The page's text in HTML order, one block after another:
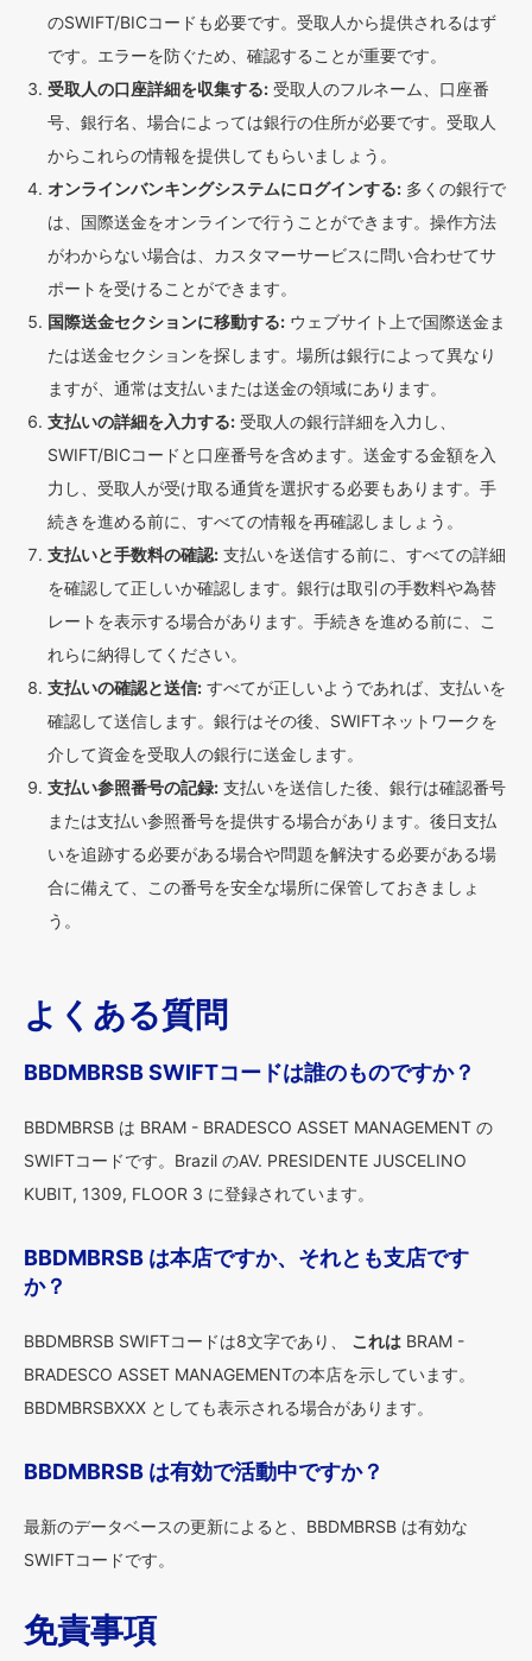
のSWIFT/BICコードも必要です。受取人から提供されるはず
です。エラーを防ぐため、確認することが重要です。
受取人の口座詳細を収集する: 受取人のフルネーム、口座番
号、銀行名、場合によっては銀行の住所が必要です。受取人
からこれらの情報を提供してもらいましょう。
オンラインバンキングシステムにログインする: 多くの銀行で
は、国際送金をオンラインで行うことができます。操作方法
がわからない場合は、カスタマーサービスに問い合わせてサ
ポートを受けることができます。
国際送金セクションに移動する: ウェブサイト上で国際送金ま
たは送金セクションを探します。場所は銀行によって異なり
ますが、通常は支払いまたは送金の領域にあります。
支払いの詳細を入力する: 受取人の銀行詳細を入力し、
SWIFT/BICコードと口座番号を含めます。送金する金額を入
力し、受取人が受け取る通貨を選択する必要もあります。手
続きを進める前に、すべての情報を再確認しましょう。
支払いと手数料の確認: 支払いを送信する前に、すべての詳細
を確認して正しいか確認します。銀行は取引の手数料や為替
レートを表示する場合があります。手続きを進める前に、こ
れらに納得してください。
支払いの確認と送信: すべてが正しいようであれば、支払いを
確認して送信します。銀行はその後、SWIFTネットワークを
介して資金を受取人の銀行に送金します。
支払い参照番号の記録: 支払いを送信した後、銀行は確認番号
または支払い参照番号を提供する場合があります。後日支払
いを追跡する必要がある場合や問題を解決する必要がある場
合に備えて、この番号を安全な場所に保管しておきましょ
う。
よくある質問
BBDMBRSB SWIFTコードは誰のものですか？
BBDMBRSB は BRAM - BRADESCO ASSET MANAGEMENT の
SWIFTコードです。Brazil のAV. PRESIDENTE JUSCELINO
KUBIT, 1309, FLOOR 3 に登録されています。
BBDMBRSB は本店ですか、それとも支店です
か？
BBDMBRSB SWIFTコードは8文字であり、 これは BRAM -
BRADESCO ASSET MANAGEMENTの本店を示しています。
BBDMBRSBXXX としても表示される場合があります。
BBDMBRSB は有効で活動中ですか？
最新のデータベースの更新によると、BBDMBRSB は有効な
SWIFTコードです。
免責事項